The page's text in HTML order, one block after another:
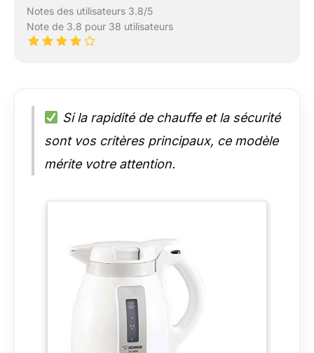
Notes des utilisateurs 3.8/5
Note de 3.8 pour 38 utilisateurs
Si la rapidité de chauffe et la sécurité
sont vos critères principaux, ce modèle
mérite votre attention.